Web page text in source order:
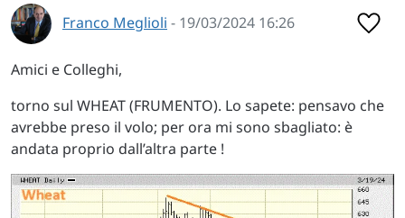
Franco Meglioli - 19/03/2024 16:26
Amici e Colleghi,
torno sul WHEAT (FRUMENTO). Lo sapete: pensavo che
avrebbe preso il volo; per ora mi sono sbagliato: è
andata proprio dall’altra parte !